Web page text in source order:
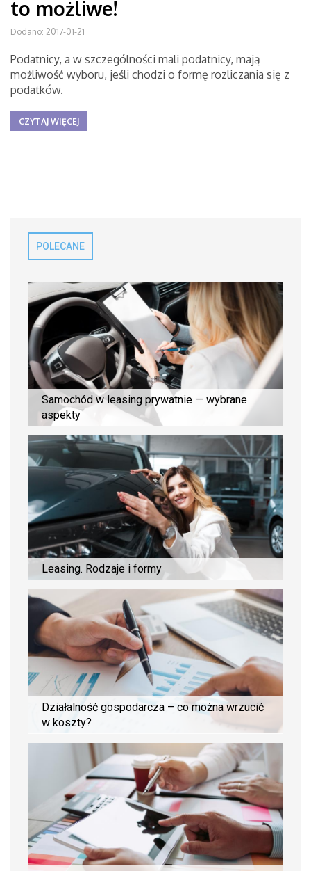
to możliwe!
Dodano: 2017-01-21
Podatnicy, a w szczególności mali podatnicy, mają
możliwość wyboru, jeśli chodzi o formę rozliczania się z
podatków.
CZYTAJ WIĘCEJ
POLECANE
Samochód w leasing prywatnie — wybrane
aspekty
Leasing. Rodzaje i formy
Działalność gospodarcza – co można wrzucić
w koszty?